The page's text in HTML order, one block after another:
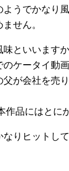
うでかなり
せん。
といいます
ケータイ動
が会社を売
品にはとに
りヒットし